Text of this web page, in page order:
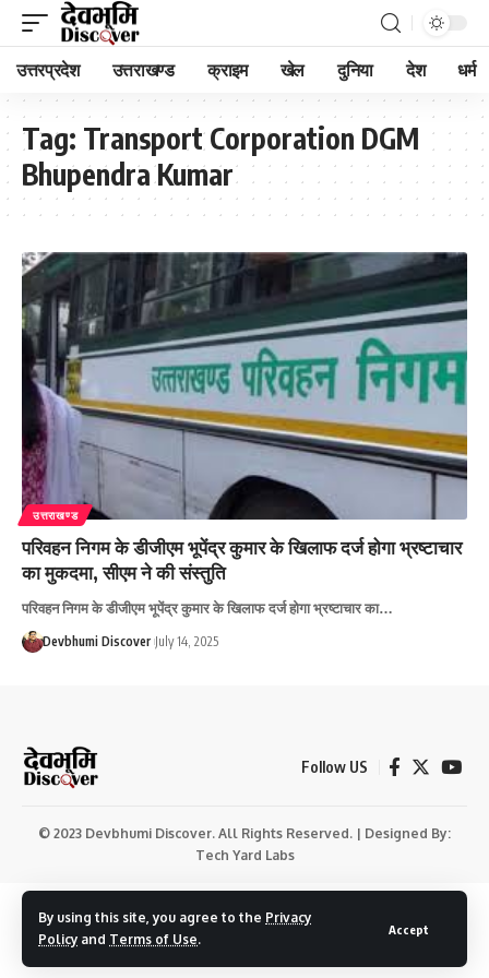
By using this site, you agree to the Privacy
Policy and Terms of Use.
Accept
उत्तरप्रदेश उत्तराखण्ड क्राइम खेल दुनिया देश धर्म
Tag: Transport Corporation DGM
Bhupendra Kumar
उत्तराखण्ड
परिवहन निगम के डीजीएम भूपेंद्र कुमार के खिलाफ दर्ज होगा भ्रष्टाचार
का मुकदमा, सीएम ने की संस्तुति
परिवहन निगम के डीजीएम भूपेंद्र कुमार के खिलाफ दर्ज होगा भ्रष्टाचार का…
Devbhumi Discover July 14, 2025
Follow US
© 2023 Devbhumi Discover. All Rights Reserved. | Designed By:
Tech Yard Labs